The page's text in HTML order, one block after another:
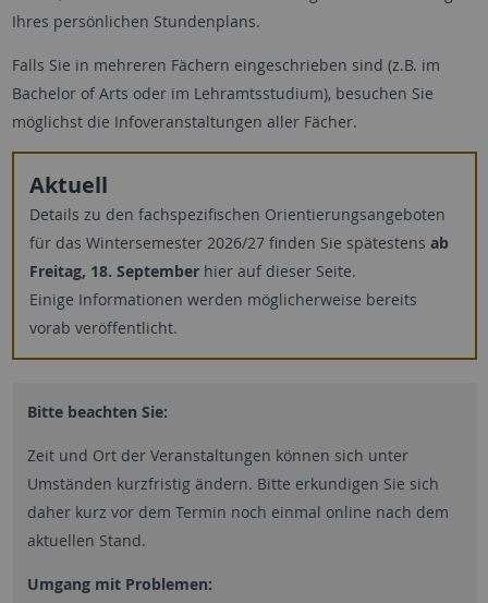
Ihres persönlichen Stundenplans.
Falls Sie in mehreren Fächern eingeschrieben sind (z.B. im
Bachelor of Arts oder im Lehramtsstudium), besuchen Sie
möglichst die Infoveranstaltungen aller Fächer.
Aktuell
Details zu den fachspezifischen Orientierungsangeboten
für das Wintersemester 2026/27 finden Sie spätestens ab
Freitag, 18. September hier auf dieser Seite.
Einige Informationen werden möglicherweise bereits
vorab veröffentlicht.
Bitte beachten Sie:
Zeit und Ort der Veranstaltungen können sich unter
Umständen kurzfristig ändern. Bitte erkundigen Sie sich
daher kurz vor dem Termin noch einmal online nach dem
aktuellen Stand.
Umgang mit Problemen: